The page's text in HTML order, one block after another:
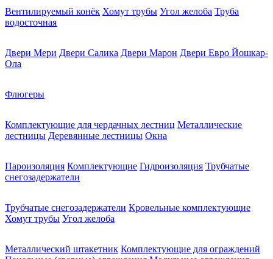
Вентилируемый конёк Хомут трубы Угол желоба Труба
водосточная
Двери Мери Двери Салика Двери Марон Двери Евро Йошкар-
Ола
Флюгеры
Комплектующие для чердачных лестниц Металлические
лестницы Деревянные лестницы Окна
Пароизоляция Комплектующие Гидроизоляция Трубчатые
снегозадержатели
Трубчатые снегозадержатели Кровельные комплектующие
Хомут трубы Угол желоба
Металлический штакетник Комплектующие для ограждений